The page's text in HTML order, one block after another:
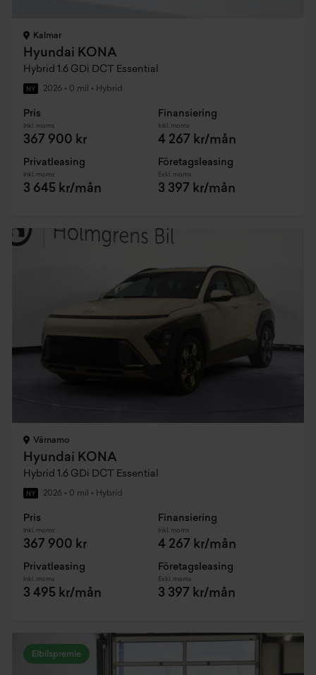
Kalmar
Hyundai KONA
Hybrid 1.6 GDi DCT Essential
NY 2026 • 0 mil • Hybrid
Pris
Inkl. moms
367 900 kr
Finansiering
Inkl. moms
4 267 kr/mån
Privatleasing
Inkl. moms
3 645 kr/mån
Företagsleasing
Exkl. moms
3 397 kr/mån
Värnamo
Hyundai KONA
Hybrid 1.6 GDi DCT Essential
NY 2026 • 0 mil • Hybrid
Pris
Inkl. moms
367 900 kr
Finansiering
Inkl. moms
4 267 kr/mån
Privatleasing
Inkl. moms
3 495 kr/mån
Företagsleasing
Exkl. moms
3 397 kr/mån
Elbilspremie